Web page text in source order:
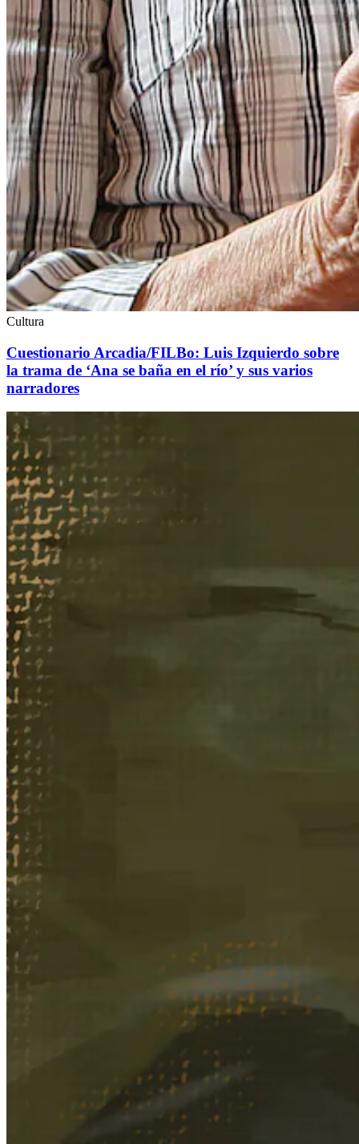
Cultura
Cuestionario Arcadia/FILBo: Luis Izquierdo sobre
la trama de ‘Ana se baña en el río’ y sus varios
narradores